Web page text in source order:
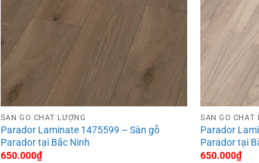
SÀN GỖ CHẤT LƯỢNG
Parador Laminate 1475599 – Sàn gỗ
Parador tại Bắc Ninh
650.000₫
SÀN GỖ CHẤT
Parador
Parador tại
650.000₫